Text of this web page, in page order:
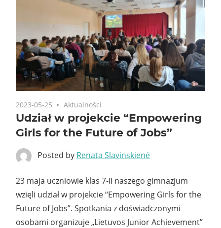
2023-05-25 Aktualności
Udział w projekcie “Empowering
Girls for the Future of Jobs”
Posted by Renata Slavinskienė
23 maja uczniowie klas 7-II naszego gimnazjum
wzięli udział w projekcie “Empowering Girls for the
Future of Jobs”. Spotkania z doświadczonymi
osobami organizuje „Lietuvos Junior Achievement”